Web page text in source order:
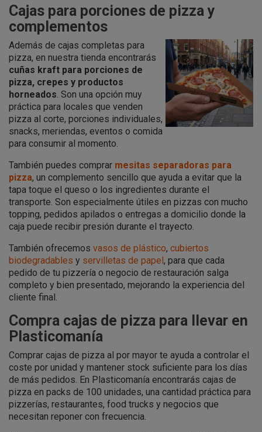
Cajas para porciones de pizza y
complementos
Además de cajas completas para
pizza, en nuestra tienda encontrarás
cuñas kraft para porciones de
pizza, crepes y productos
horneados. Son una opción muy
práctica para locales que venden
pizza al corte, porciones individuales,
snacks, meriendas, eventos o comida
para consumir al momento.
También puedes comprar mesitas separadoras para
pizza, un complemento sencillo que ayuda a evitar que la
tapa toque el queso o los ingredientes durante el
transporte. Son especialmente útiles en pizzas con mucho
topping, pedidos apilados o entregas a domicilio donde la
caja puede recibir presión durante el trayecto.
También ofrecemos vasos de plástico, cubiertos
biodegradables y servilletas de papel , para que cada
pedido de tu pizzería o negocio de restauración salga
completo y bien presentado, mejorando la experiencia del
cliente final.
Compra cajas de pizza para llevar en
Plasticomanía
Comprar cajas de pizza al por mayor te ayuda a controlar el
coste por unidad y mantener stock suficiente para los días
de más pedidos. En Plasticomanía encontrarás cajas de
pizza en packs de 100 unidades, una cantidad práctica para
pizzerías, restaurantes, food trucks y negocios que
necesitan reponer con frecuencia.